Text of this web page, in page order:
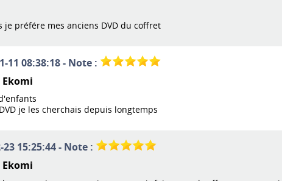
je préfére mes anciens DVD du coffret
11 08:38:18 - Note :
je les cherchais depuis longtemps
15:25:44 - Note :